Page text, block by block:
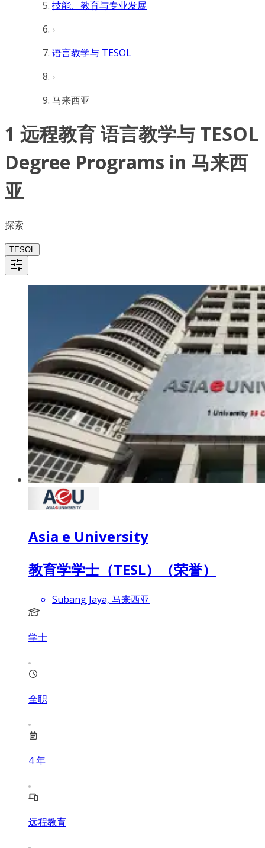
技能、教育与专业发展
语言教学与 TESOL
马来西亚
1 远程教育 语言教学与 TESOL
Degree Programs in 马来西
亚
探索
TESOL
Asia e University
教育学学士（TESL）（荣誉）
Subang Jaya, 马来西亚
学士
全职
4年
远程教育